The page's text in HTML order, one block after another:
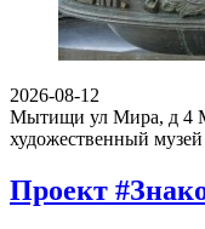
2026-08-12
Мытищи ул Мира, д 4
художественный музей
Проект